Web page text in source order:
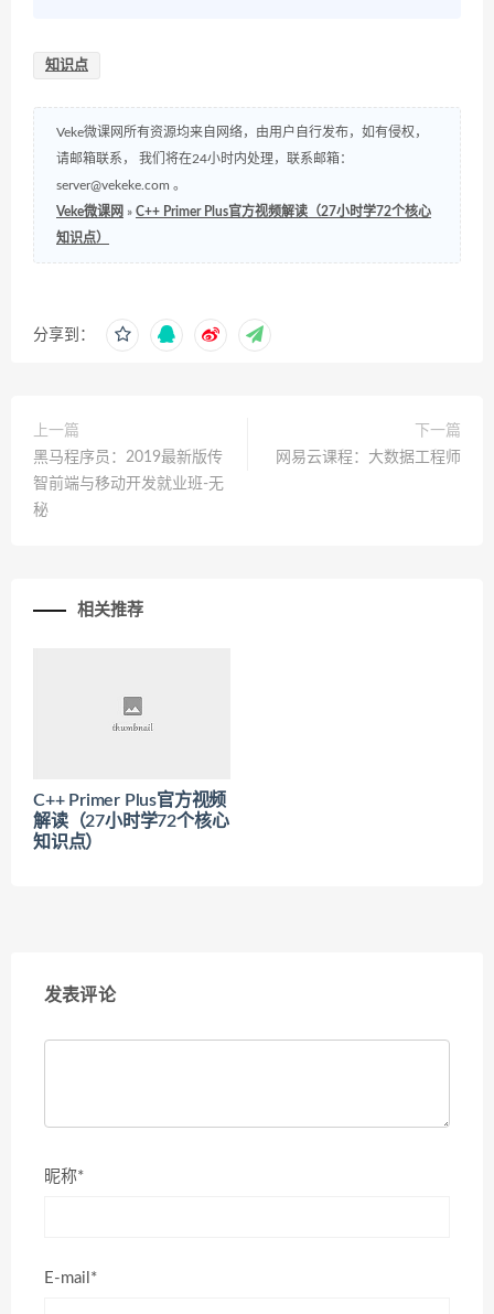
知识点
Veke微课网所有资源均来自网络，由用户自行发布，如有侵权，
请邮箱联系， 我们将在24小时内处理，联系邮箱：
server@vekeke.com 。
Veke微课网 » C++ Primer Plus官方视频解读（27小时学72个核心
知识点）
分享到：
上一篇
黑马程序员：2019最新版传
智前端与移动开发就业班-无
秘
下一篇
网易云课程：大数据工程师
相关推荐
C++ Primer Plus官方视频
解读（27小时学72个核心
知识点）
发表评论
昵称*
E-mail*